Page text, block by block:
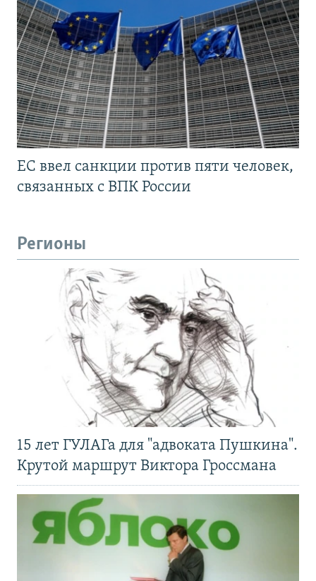
ЕС ввел санкции против пяти человек,
связанных с ВПК России
Регионы
15 лет ГУЛАГа для "адвоката Пушкина".
Крутой маршрут Виктора Гроссмана